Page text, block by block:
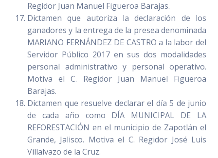
Regidor Juan Manuel Figueroa Barajas.
Dictamen que autoriza la declaración de los
ganadores y la entrega de la presea denominada
MARIANO FERNÁNDEZ DE CASTRO a la labor del
Servidor Público 2017 en sus dos modalidades
personal administrativo y personal operativo.
Motiva el C. Regidor Juan Manuel Figueroa
Barajas.
Dictamen que resuelve declarar el día 5 de junio
de cada año como DÍA MUNICIPAL DE LA
REFORESTACIÓN en el municipio de Zapotlán el
Grande, Jalisco. Motiva el C. Regidor José Luis
Villalvazo de la Cruz.